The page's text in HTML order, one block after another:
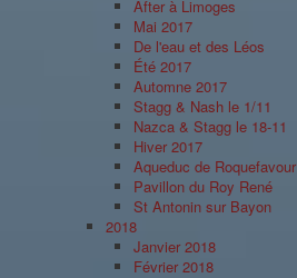
After à Limoges
Mai 2017
De l'eau et des Léos
Été 2017
Automne 2017
Stagg & Nash le 1/11
Nazca & Stagg le 18-11
Hiver 2017
Aqueduc de Roquefavour
Pavillon du Roy René
St Antonin sur Bayon
2018
Janvier 2018
Février 2018